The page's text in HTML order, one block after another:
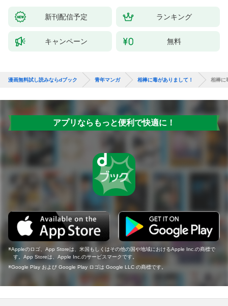
新刊配信予定 ランキング
キャンペーン 無料
漫画無料試し読みならdブック 青年マンガ 相棒に毒がありまして！ 相棒に
アプリならもっと便利で快適に！
Appleのロゴ、App Storeは、米国もしくはその他の国や地域におけるApple Inc.の商標で
す。App Storeは、Apple Inc.のサービスマークです。
Google Play および Google Play ロゴは Google LLC の商標です。